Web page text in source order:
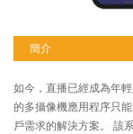
簡介
如今，直播已經成為年
的多攝像機應用程序只
戶需求的解決方案。 該